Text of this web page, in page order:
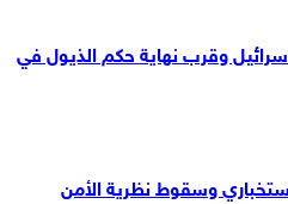
وقرب نهاية حكم الذيول في
وسقوط نظرية الأمن